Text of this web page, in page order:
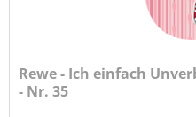
Rewe - Ich einfach
- Nr. 35